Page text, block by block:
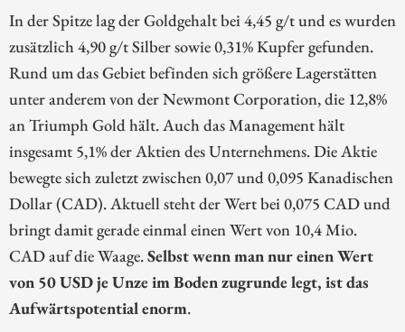
In der Spitze lag der Goldgehalt bei 4,45 g/t und es wurden
zusätzlich 4,90 g/t Silber sowie 0,31% Kupfer gefunden.
Rund um das Gebiet befinden sich größere Lagerstätten
unter anderem von der Newmont Corporation, die 12,8%
an Triumph Gold hält. Auch das Management hält
insgesamt 5,1% der Aktien des Unternehmens. Die Aktie
bewegte sich zuletzt zwischen 0,07 und 0,095 Kanadischen
Dollar (CAD). Aktuell steht der Wert bei 0,075 CAD und
bringt damit gerade einmal einen Wert von 10,4 Mio.
CAD auf die Waage.Selbst wenn man nur einen Wert
von 50 USD je Unze im Boden zugrunde legt, ist das
Aufwärtspotential enorm.